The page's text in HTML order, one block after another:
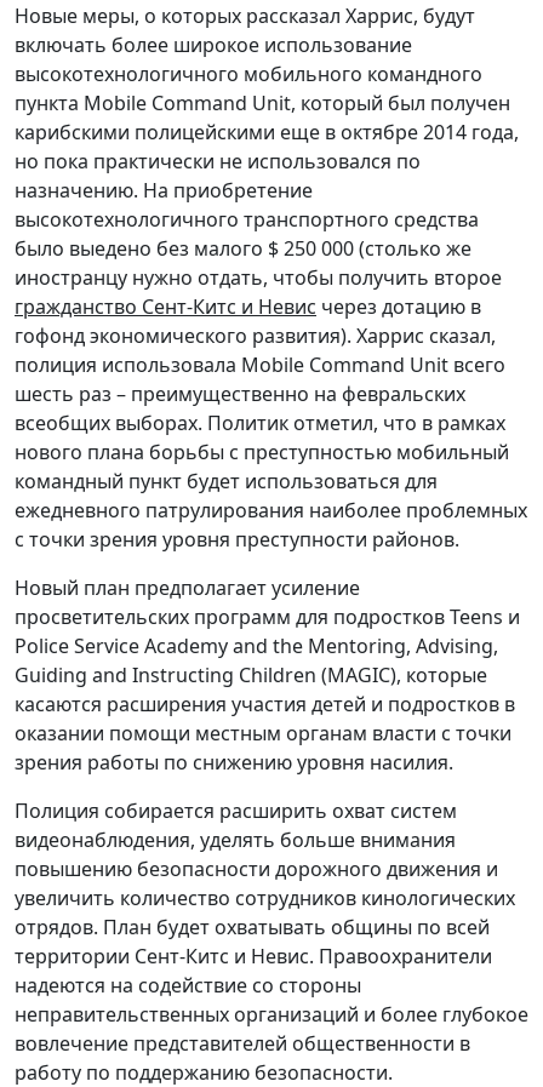
Новые меры, о которых рассказал Харрис, будут
включать более широкое использование
высокотехнологичного мобильного командного
пункта Mobile Command Unit, который был получен
карибскими полицейскими еще в октябре 2014 года,
но пока практически не использовался по
назначению. На приобретение
высокотехнологичного транспортного средства
было выедено без малого $ 250 000 (столько же
иностранцу нужно отдать, чтобы получить второе
гражданство Сент-Китс и Невис через дотацию в
гофонд экономического развития). Харрис сказал,
полиция использовала Mobile Command Unit всего
шесть раз – преимущественно на февральских
всеобщих выборах. Политик отметил, что в рамках
нового плана борьбы с преступностью мобильный
командный пункт будет использоваться для
ежедневного патрулирования наиболее проблемных
с точки зрения уровня преступности районов.
Новый план предполагает усиление
просветительских программ для подростков Teens и
Police Service Academy and the Mentoring, Advising,
Guiding and Instructing Children (MAGIC), которые
касаются расширения участия детей и подростков в
оказании помощи местным органам власти с точки
зрения работы по снижению уровня насилия.
Полиция собирается расширить охват систем
видеонаблюдения, уделять больше внимания
повышению безопасности дорожного движения и
увеличить количество сотрудников кинологических
отрядов. План будет охватывать общины по всей
территории Сент-Китс и Невис. Правоохранители
надеются на содействие со стороны
неправительственных организаций и более глубокое
вовлечение представителей общественности в
работу по поддержанию безопасности.